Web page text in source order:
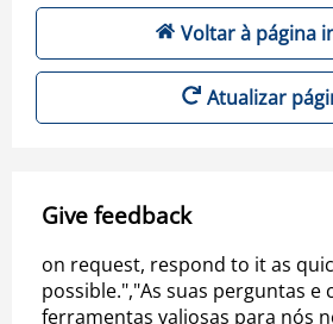
Voltar à página
Atualizar
Give feedback
on request, respond to it as
possible.","As suas perguntas e
ferramentas valiosas para nós